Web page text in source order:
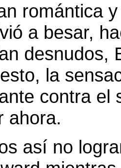
romántica
a besar,
desnudos,
la
contra el
ahora.
así no